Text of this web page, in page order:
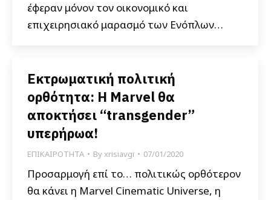
έφεραν μόνον τον οικονομικό και
επιχειρησιακό μαρασμό των Ενόπλων…
Εκτρωματική πολιτική
ορθότητα: Η Marvel θα
αποκτήσει “transgender”
υπερήρωα!
ΕΠΙΚΑΙΡΟΤΗΤΑ Byxrisiavgi 07/01/2020
Προσαρμογή επί το… πολιτικώς ορθότερον
θα κάνει η Marvel Cinematic Universe, η